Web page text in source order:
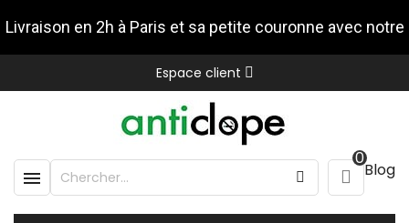
Livraison en 2h à Paris et sa petite couronne avec notre
partenaire Stuart
Espace client

0
Blog